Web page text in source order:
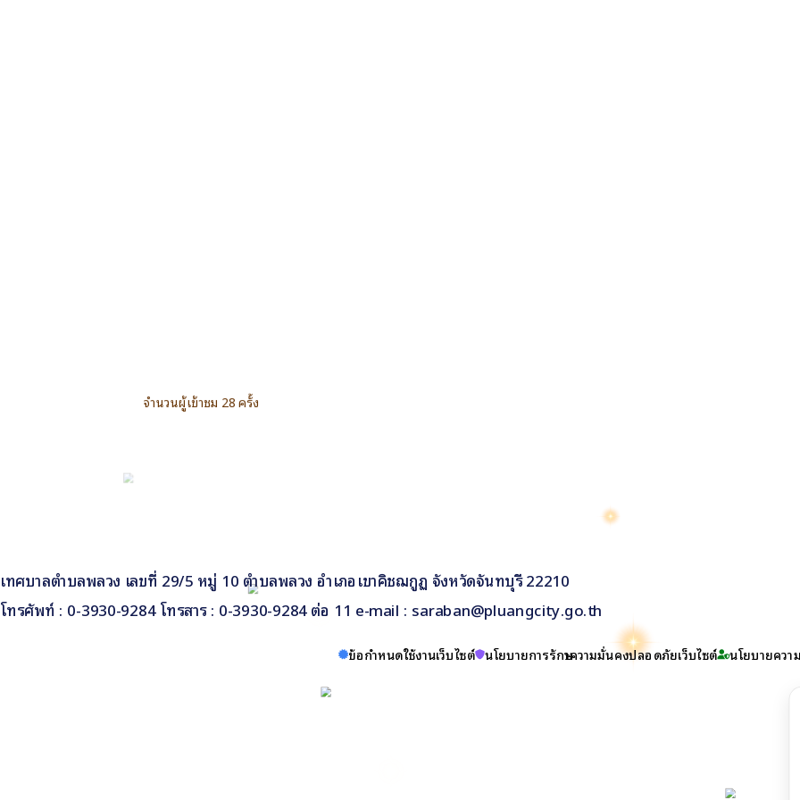
จำนวนผู้เข้าชม 28 ครั้ง
เทศบาลตำบลพลวง เลขที่ 29/5 หมู่ 10 ตำบลพลวง อำเภอเขาคิชฌกูฏ จังหวัดจันทบุรี 22210
โทรศัพท์ : 0-3930-9284 โทรสาร : 0-3930-9284 ต่อ 11 e-mail : saraban@pluangcity.go.th
ข้อกำหนดใช้งานเว็บไซต์ นโยบายการรักษาความมั่นคงปลอดภัยเว็บไซต์ นโยบายควา